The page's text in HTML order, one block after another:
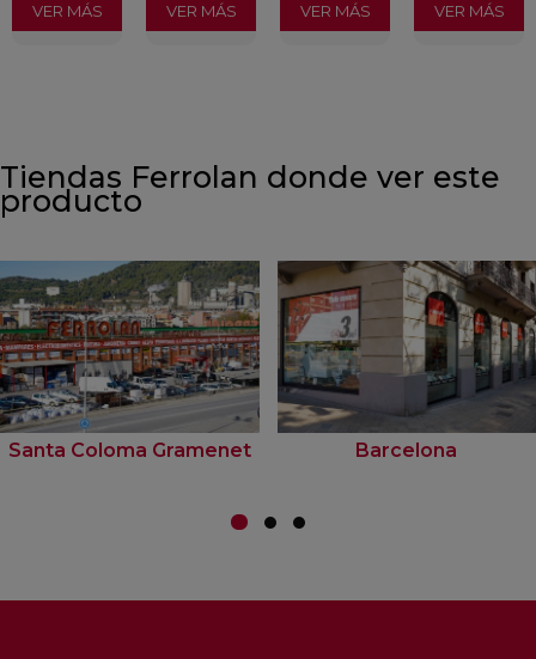
VER MÁS VER MÁS VER MÁS VER MÁS
Tiendas Ferrolan donde ver este
producto
Santa Coloma Gramenet Barcelona